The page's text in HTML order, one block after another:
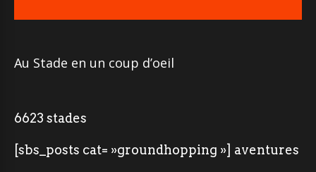
Au Stade en un coup d’oeil
6623 stades
[sbs_posts cat= »groundhopping »] aventures